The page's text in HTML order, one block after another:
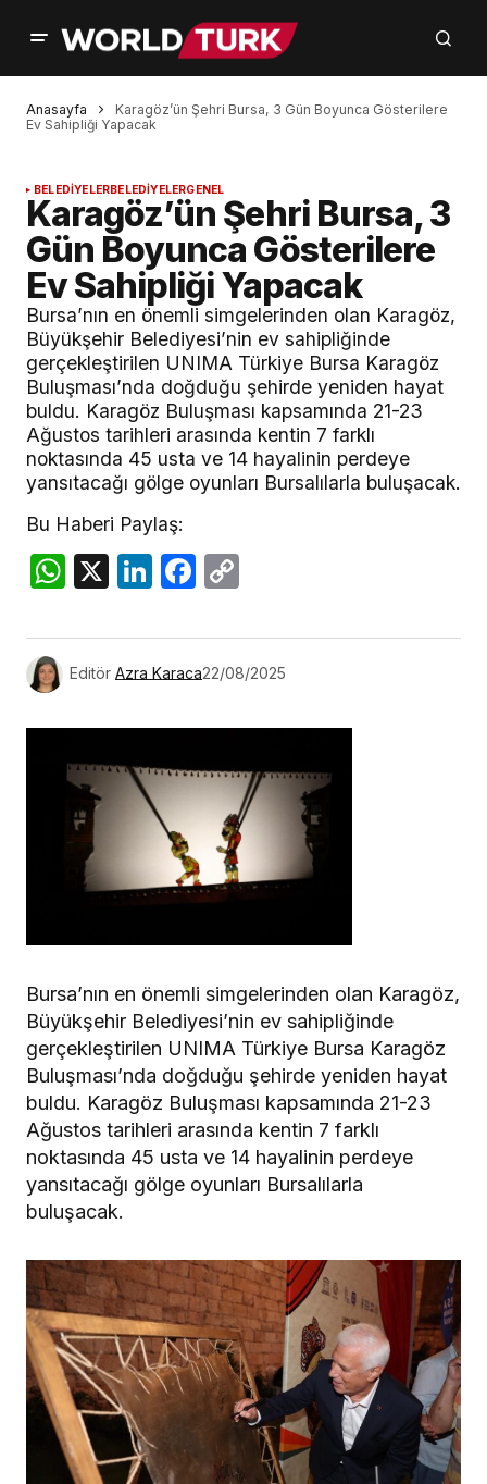
Anasayfa
Karagöz’ün Şehri Bursa, 3 Gün Boyunca Gösterilere
Ev Sahipliği Yapacak
BELEDİYELERBELEDİYELERGENEL
Karagöz’ün Şehri Bursa, 3
Gün Boyunca Gösterilere
Ev Sahipliği Yapacak
Bursa’nın en önemli simgelerinden olan Karagöz,
Büyükşehir Belediyesi’nin ev sahipliğinde
gerçekleştirilen UNIMA Türkiye Bursa Karagöz
Buluşması’nda doğduğu şehirde yeniden hayat
buldu. Karagöz Buluşması kapsamında 21-23
Ağustos tarihleri arasında kentin 7 farklı
noktasında 45 usta ve 14 hayalinin perdeye
yansıtacağı gölge oyunları Bursalılarla buluşacak.
Bu Haberi Paylaş:
WhatsApp
X LinkedIn
Facebook
Editör Azra Karaca22/08/2025
Bursa’nın en önemli simgelerinden olan Karagöz,
Büyükşehir Belediyesi’nin ev sahipliğinde
gerçekleştirilen UNIMA Türkiye Bursa Karagöz
Buluşması’nda doğduğu şehirde yeniden hayat
buldu. Karagöz Buluşması kapsamında 21-23
Ağustos tarihleri arasında kentin 7 farklı
noktasında 45 usta ve 14 hayalinin perdeye
yansıtacağı gölge oyunları Bursalılarla
buluşacak.